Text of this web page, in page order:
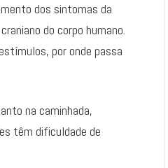
dos sintomas da
do corpo humano.
por onde passa
na caminhada,
têm dificuldade de